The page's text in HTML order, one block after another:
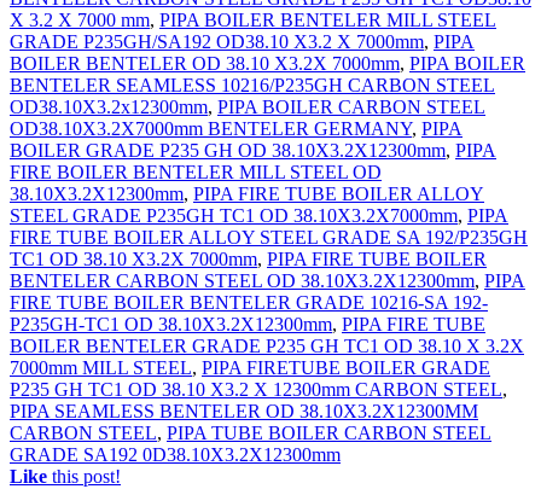
X 3.2 X 7000 mm, PIPA BOILER BENTELER MILL STEEL
GRADE P235GH/SA192 OD38.10 X3.2 X 7000mm, PIPA
BOILER BENTELER OD 38.10 X3.2X 7000mm, PIPA BOILER
BENTELER SEAMLESS 10216/P235GH CARBON STEEL
OD38.10X3.2x12300mm, PIPA BOILER CARBON STEEL
OD38.10X3.2X7000mm BENTELER GERMANY, PIPA
BOILER GRADE P235 GH OD 38.10X3.2X12300mm, PIPA
FIRE BOILER BENTELER MILL STEEL OD
38.10X3.2X12300mm, PIPA FIRE TUBE BOILER ALLOY
STEEL GRADE P235GH TC1 OD 38.10X3.2X7000mm, PIPA
FIRE TUBE BOILER ALLOY STEEL GRADE SA 192/P235GH
TC1 OD 38.10 X3.2X 7000mm, PIPA FIRE TUBE BOILER
BENTELER CARBON STEEL OD 38.10X3.2X12300mm, PIPA
FIRE TUBE BOILER BENTELER GRADE 10216-SA 192-
P235GH-TC1 OD 38.10X3.2X12300mm, PIPA FIRE TUBE
BOILER BENTELER GRADE P235 GH TC1 OD 38.10 X 3.2X
7000mm MILL STEEL, PIPA FIRETUBE BOILER GRADE
P235 GH TC1 OD 38.10 X3.2 X 12300mm CARBON STEEL,
PIPA SEAMLESS BENTELER OD 38.10X3.2X12300MM
CARBON STEEL, PIPA TUBE BOILER CARBON STEEL
GRADE SA192 0D38.10X3.2X12300mm
Like this post!